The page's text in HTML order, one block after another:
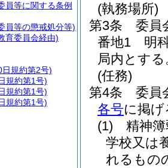
(執務場所)
第3条
委員
番地1 明
局内とする
(任務)
第4条
委員
各号に掲
(1)
精神
学校又は
れるもの
員等に関する条例
員等の懲戒処分等)
育委員会経由)
規約第2号)
規約第1号)
規約第1号)
規約第1号)